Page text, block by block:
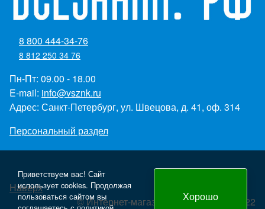
8 800 444-34-76
8 812 250 34 76
Пн-Пт: 09.00 - 18.00
E-mail: info@vsznk.ru
Адрес: Санкт-Петербург, ул. Швецова, д. 41, оф. 314
Персональный раздел
Наверх
© Интернет-магазин "Всезнаки.рф" 2022
Приветствуем вас! Сайт
использует cookies. Продолжая
пользоваться сайтом вы
Хорошо